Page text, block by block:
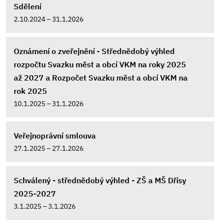
Sdělení
2.10.2024 – 31.1.2026
Oznámení o zveřejnění - Střednědobý výhled
rozpočtu Svazku měst a obcí VKM na roky 2025
až 2027 a Rozpočet Svazku měst a obcí VKM na
rok 2025
10.1.2025 – 31.1.2026
Veřejnoprávní smlouva
27.1.2025 – 27.1.2026
Schválený - střednědobý výhled - ZŠ a MŠ Dřísy
2025-2027
3.1.2025 – 3.1.2026